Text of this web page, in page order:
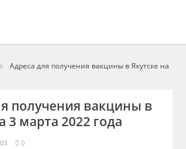
Адреса для получения вакцины в Якутске на
получения вакцины в
3 марта 2022 года
0